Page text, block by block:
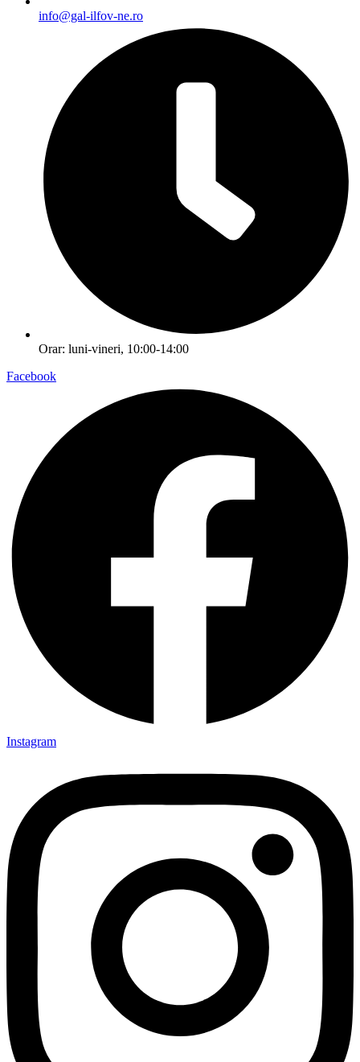
info@gal-ilfov-ne.ro
Orar: luni-vineri, 10:00-14:00
Facebook
Instagram